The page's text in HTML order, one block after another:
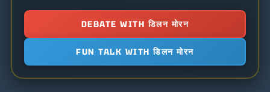
DEBATE WITH डिलन मोरन
FUN TALK WITH डिलन मोरन